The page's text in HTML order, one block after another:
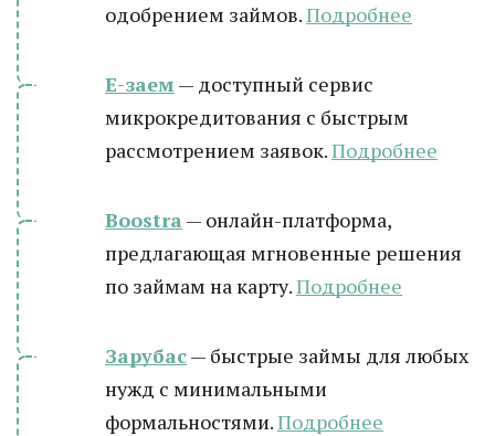
одобрением займов.Подробнее
Е-заем — доступный сервис
микрокредитования с быстрым
рассмотрением заявок.Подробнее
Boostra — онлайн-платформа,
предлагающая мгновенные решения
по займам на карту.Подробнее
Зарубас— быстрые займы для любых
нужд с минимальными
формальностями.Подробнее